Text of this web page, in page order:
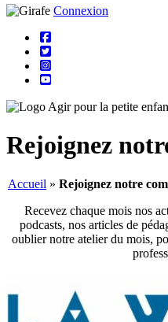
Connexion
Rejoignez
Accueil » Rejoignez notre
Recevez chaque mois nos
podcasts, nos articles de
oublier notre atelier du mois,